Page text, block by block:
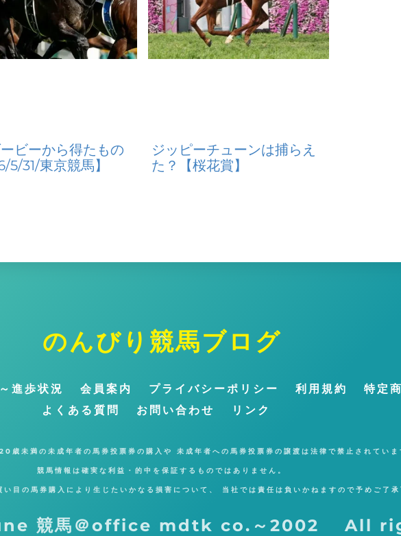
ビーから得たもの
5/31/東京競馬】
ジッピーチューンは捕らえ
た？【桜花賞】
ト
ッ
のんびり競馬ブログ
進歩状況 会員案内 プライバシーポリシー 利用規約
特定
よくある質問
お問い合わせ リンク
歳未満の未成年者の馬券投票券の購入や 未成年者への馬券投票券の譲渡は法律で禁止されていま
競馬情報は確実な利益・的中を保証するものではありません。
目の馬券購入により生じたいかなる損害について、 当社では責任は負いかねますので予めご了承
競馬＠office mdtk co.～2002 All